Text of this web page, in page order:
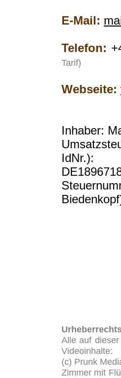
E-Mail:
Telefon:
Tarif)
Webseite:
Inhaber:
IdNr.):
Alle auf
Videoinhalte:
(c) Prunk
Zimmer mit